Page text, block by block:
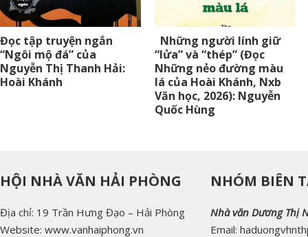
Đọc tập truyện ngắn
“Ngôi mộ đá” của
Nguyễn Thị Thanh Hải:
Hoài Khánh
Những người lính giữ
“lửa” và “thép” (Đọc
Những nẻo đường màu
lá của Hoài Khánh, Nxb
Văn học, 2026): Nguyễn
Quốc Hùng
HỘI NHÀ VĂN HẢI PHÒNG
Địa chỉ: 19 Trần Hưng Đạo – Hải Phòng
Website: www.vanhaiphong.vn
NHÓM BIÊN
Nhà văn Dương Thị
Email: